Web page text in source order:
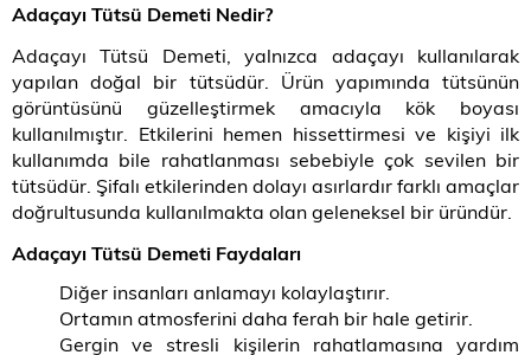
Adaçayı Tütsü Demeti Nedir?
Adaçayı Tütsü Demeti, yalnızca adaçayı kullanılarak
yapılan doğal bir tütsüdür. Ürün yapımında tütsünün
görüntüsünü güzelleştirmek amacıyla kök boyası
kullanılmıştır. Etkilerini hemen hissettirmesi ve kişiyi ilk
kullanımda bile rahatlanması sebebiyle çok sevilen bir
tütsüdür. Şifalı etkilerinden dolayı asırlardır farklı amaçlar
doğrultusunda kullanılmakta olan geleneksel bir üründür.
Adaçayı Tütsü Demeti Faydaları
Diğer insanları anlamayı kolaylaştırır.
Ortamın atmosferini daha ferah bir hale getirir.
Gergin ve stresli kişilerin rahatlamasına yardım